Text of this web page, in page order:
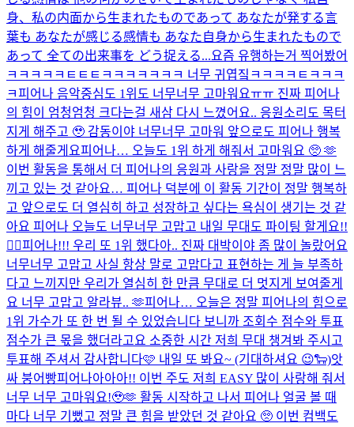
身、私の内面から生まれたものであって あなたが発する言
葉も あなたが感じる感情も あなた自身から生まれたもので
あって 全ての出来事を どう捉える...요즘 유행하는거 찍어봤어
ㅋㅋㅋㅋㅋㅌㅌㅌㅋㅋㅋㅋㅋㅋㅋ 너무 귀엽짘ㅋㅋㅋㅋㅌㅋㅋㅋ
ㅋ피어나 음악중심도 1위도 너무너무 고마워요ㅠㅠ 진짜 피어나
의 힘이 엄청엄청 크다는걸 새삼 다시 느꼈어요.. 응원소리도 목터
지게 해주고 🥹 감동이야 너무너무 고마워 앞으로도 피어나 행복
하게 해줄게요피어나… 오늘도 1위 하게 해줘서 고마워요 🥺 🫶
이번 활동을 통해서 더 피어나의 응원과 사랑을 정말 정말 많이 느
끼고 있는 것 같아요… 피어나 덕분에 이 활동 기간이 정말 행복하
고 앞으로도 더 열심히 하고 성장하고 싶다는 욕심이 생기는 것 같
아요 피어나 오늘도 너무너무 고맙고 내일 무대도 파이팅 할게요!!
❤️‍🔥피어나!!! 우리 또 1위 했다아.. 진짜 대박이야 좀 많이 놀랐어요
너무너무 고맙고 사실 항상 말로 고맙다고 표현하는 게 늘 부족하
다고 느끼지만 우리가 열심히 한 만큼 무대로 더 멋지게 보여줄게
요 너무 고맙고 알라뷰.. 🫶피어나… 오늘은 정말 피어나의 힘으로
1위 가수가 또 한 번 될 수 있었습니다 보니까 조회수 점수와 투표
점수가 큰 몫을 했더라고요 소중한 시간 저희 무대 챙겨봐 주시고
투표해 주셔서 감사합니다🩷 내일 또 봐요~ (기대하셔요 😉🐑)앗
싸 붕어빵피어나아아아!! 이번 주도 저희 EASY 많이 사랑해 줘서
너무 너무 고마워요!🥹🫶 활동 시작하고 나서 피어나 얼굴 볼 때
마다 너무 기뻤고 정말 큰 힘을 받았던 것 같아요 🥺 이번 컴백도